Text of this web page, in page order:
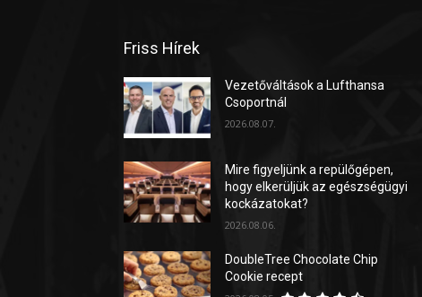
Friss Hírek
Vezetőváltások a Lufthansa
Csoportnál
2026.08.07.
Mire figyeljünk a repülőgépen,
hogy elkerüljük az egészségügyi
kockázatokat?
2026.08.06.
DoubleTree Chocolate Chip
Cookie recept